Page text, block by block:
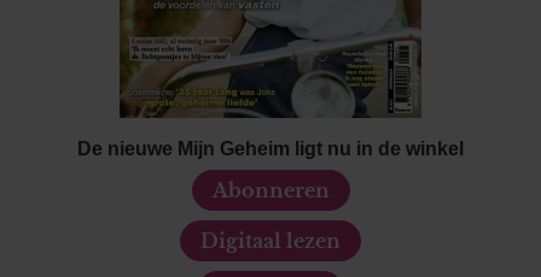
De nieuwe Mijn Geheim ligt nu in de winkel
Abonneren
Digitaal lezen